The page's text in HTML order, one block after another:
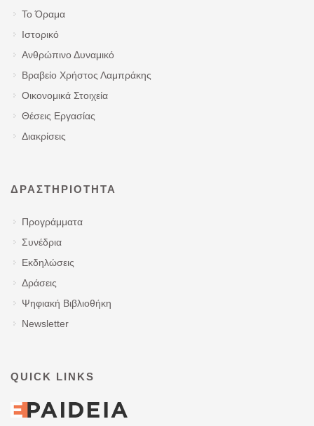
Το Όραμα
Ιστορικό
Ανθρώπινο Δυναμικό
Βραβείο Χρήστος Λαμπράκης
Οικονομικά Στοιχεία
Θέσεις Εργασίας
Διακρίσεις
ΔΡΑΣΤΗΡΙΌΤΗΤΑ
Προγράμματα
Συνέδρια
Εκδηλώσεις
Δράσεις
Ψηφιακή Βιβλιοθήκη
Newsletter
QUICK LINKS